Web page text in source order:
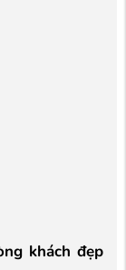
khách đẹp